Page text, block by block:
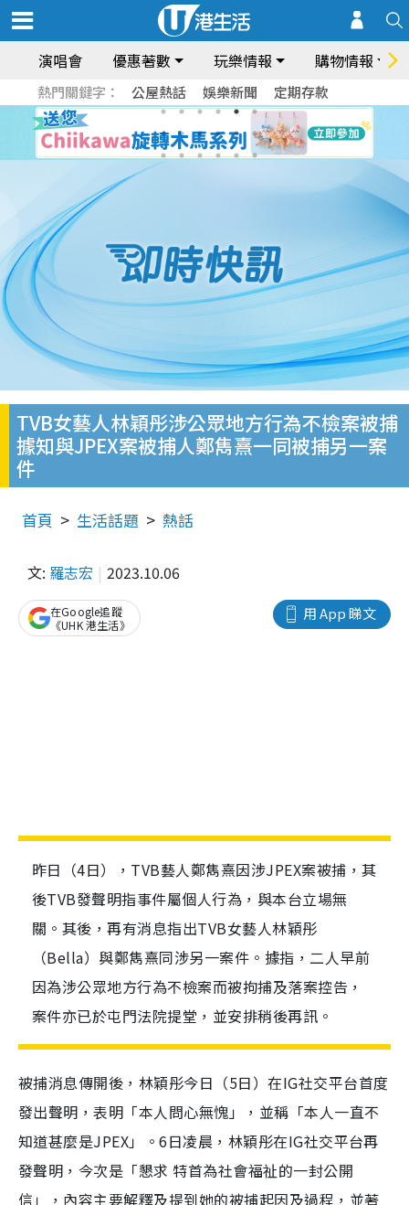
演唱會 優惠著數 玩樂情報 購物情報
熱門關鍵字： 公屋熱話 娛樂新聞 定期存款
TVB女藝人林穎彤涉公眾地方行為不檢案被捕
據知與JPEX案被捕人鄭雋熹一同被捕另一案
件
首頁 生活話題 熱話
文: 羅志宏 2023.10.06
用 App 睇文
在Google追蹤
《UHK 港生活》
昨日（4日），TVB藝人鄭雋熹因涉JPEX案被捕，其
後TVB發聲明指事件屬個人行為，與本台立場無
關。其後，再有消息指出TVB女藝人林穎彤
（Bella）與鄭雋熹同涉另一案件。據指，二人早前
因為涉公眾地方行為不檢案而被拘捕及落案控告，
案件亦已於屯門法院提堂，並安排稍後再訊。
被捕消息傳開後，林穎彤今日（5日）在IG社交平台首度
發出聲明，表明「本人問心無愧」，並稱「本人一直不
知道甚麼是JPEX」。6日凌晨，林穎彤在IG社交平台再
發聲明，今次是「懇求 特首為社會福祉的一封公開
信」，內容主要解釋及提到她的被捕起因及過程，並著